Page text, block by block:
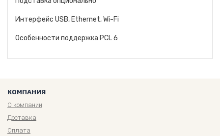
Интерфейс USB, Ethernet, Wi-Fi
Особенности поддержка PCL 6
КОМПАНИЯ
О компании
Доставка
Оплата